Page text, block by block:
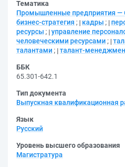
Тематика
Промышленные предприятия —
бизнес-стратегия ; кадры ;
ресурсы ; управление
человеческими ресурсами ;
талантами ; талант-
ББК
65.301-642.1
Тип документа
Выпускная квалификационная
Язык
Русский
Уровень высшего образования
Магистратура